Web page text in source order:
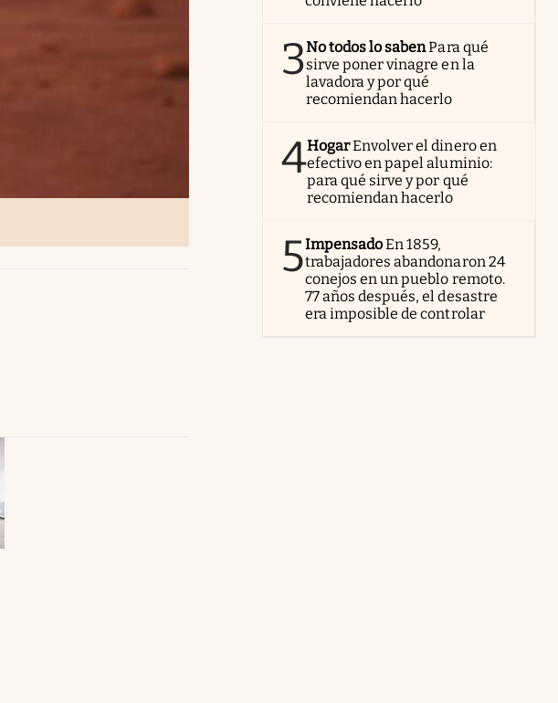
3No todos lo sabenPara qué
sirve poner vinagre en la
lavadora y por qué
recomiendan hacerlo
4HogarEnvolver el dinero en
efectivo en papel aluminio:
para qué sirve y por qué
recomiendan hacerlo
5ImpensadoEn 1859,
trabajadores abandonaron 24
conejos en un pueblo remoto.
77 años después, el desastre
era imposible de controlar